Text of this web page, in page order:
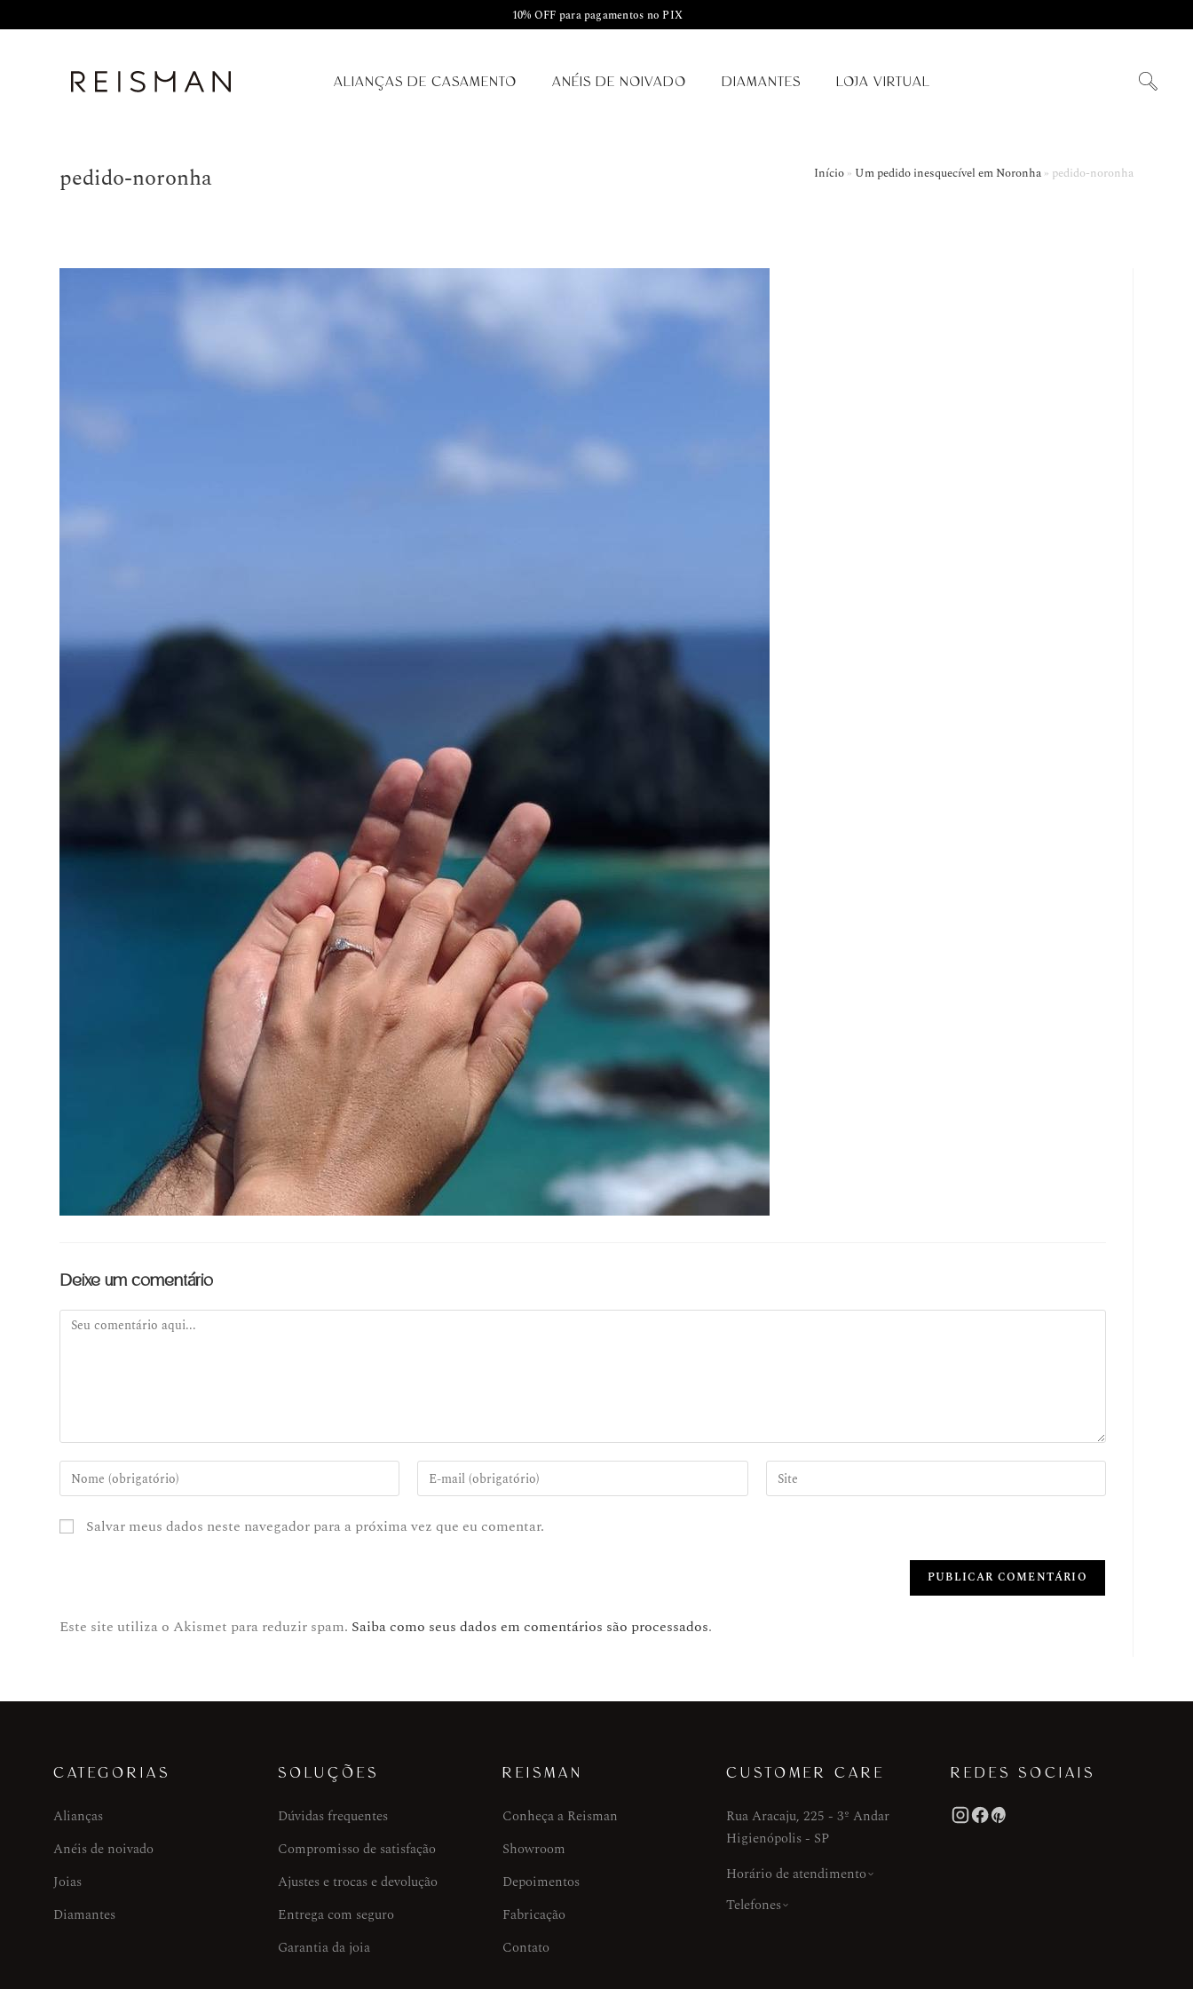
10% OFF para pagamentos no PIX
ALIANÇAS DE CASAMENTO ANÉIS DE NOIVADO DIAMANTES LOJA VIRTUAL
pedido-noronha Início» Um pedido inesquecível em Noronha» pedido-noronha
Deixe um comentário
Salvar meus dados neste navegador para a próxima vez que eu comentar.
Este site utiliza o Akismet para reduzir spam. Saiba como seus dados em comentários são processados.
CATEGORIAS
Alianças
Anéis de noivado
Joias
Diamantes
SOLUÇÕES
Dúvidas frequentes
Compromisso de satisfação
Ajustes e trocas e devolução
Entrega com seguro
Garantia da joia
REISMAN
Conheça a Reisman
Showroom
Depoimentos
Fabricação
Contato
CUSTOMER CARE
Rua Aracaju, 225 - 3º Andar
Higienópolis - SP
Horário de atendimento
Telefones
REDES SOCIAIS